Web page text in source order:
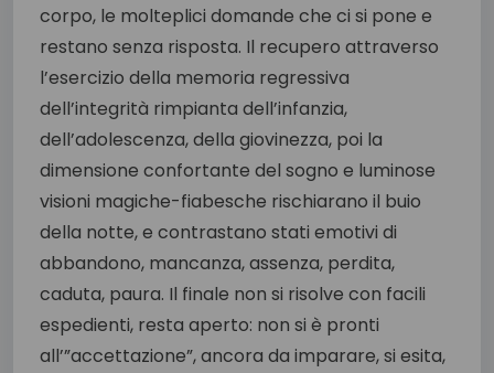
corpo, le molteplici domande che ci si pone e
restano senza risposta. Il recupero attraverso
l’esercizio della memoria regressiva
dell’integrità rimpianta dell’infanzia,
dell’adolescenza, della giovinezza, poi la
dimensione confortante del sogno e luminose
visioni magiche-fiabesche rischiarano il buio
della notte, e contrastano stati emotivi di
abbandono, mancanza, assenza, perdita,
caduta, paura. Il finale non si risolve con facili
espedienti, resta aperto: non si è pronti
all’”accettazione”, ancora da imparare, si esita,